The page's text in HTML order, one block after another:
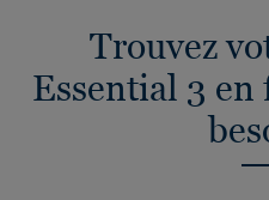
Trouvez
Essential 3 en